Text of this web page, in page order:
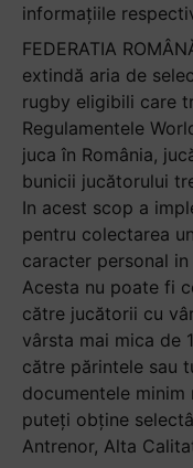
informațiile
FEDERATIA
extindă aria de
rugby eligibili care
Regulamentele
juca în România,
bunicii jucătorului
In acest scop a
pentru colectarea
caracter personal
Acesta nu poate fi
către jucătorii cu
vârsta mai mica de
către părintele sau
documentele
puteți obține
Antrenor, Alta